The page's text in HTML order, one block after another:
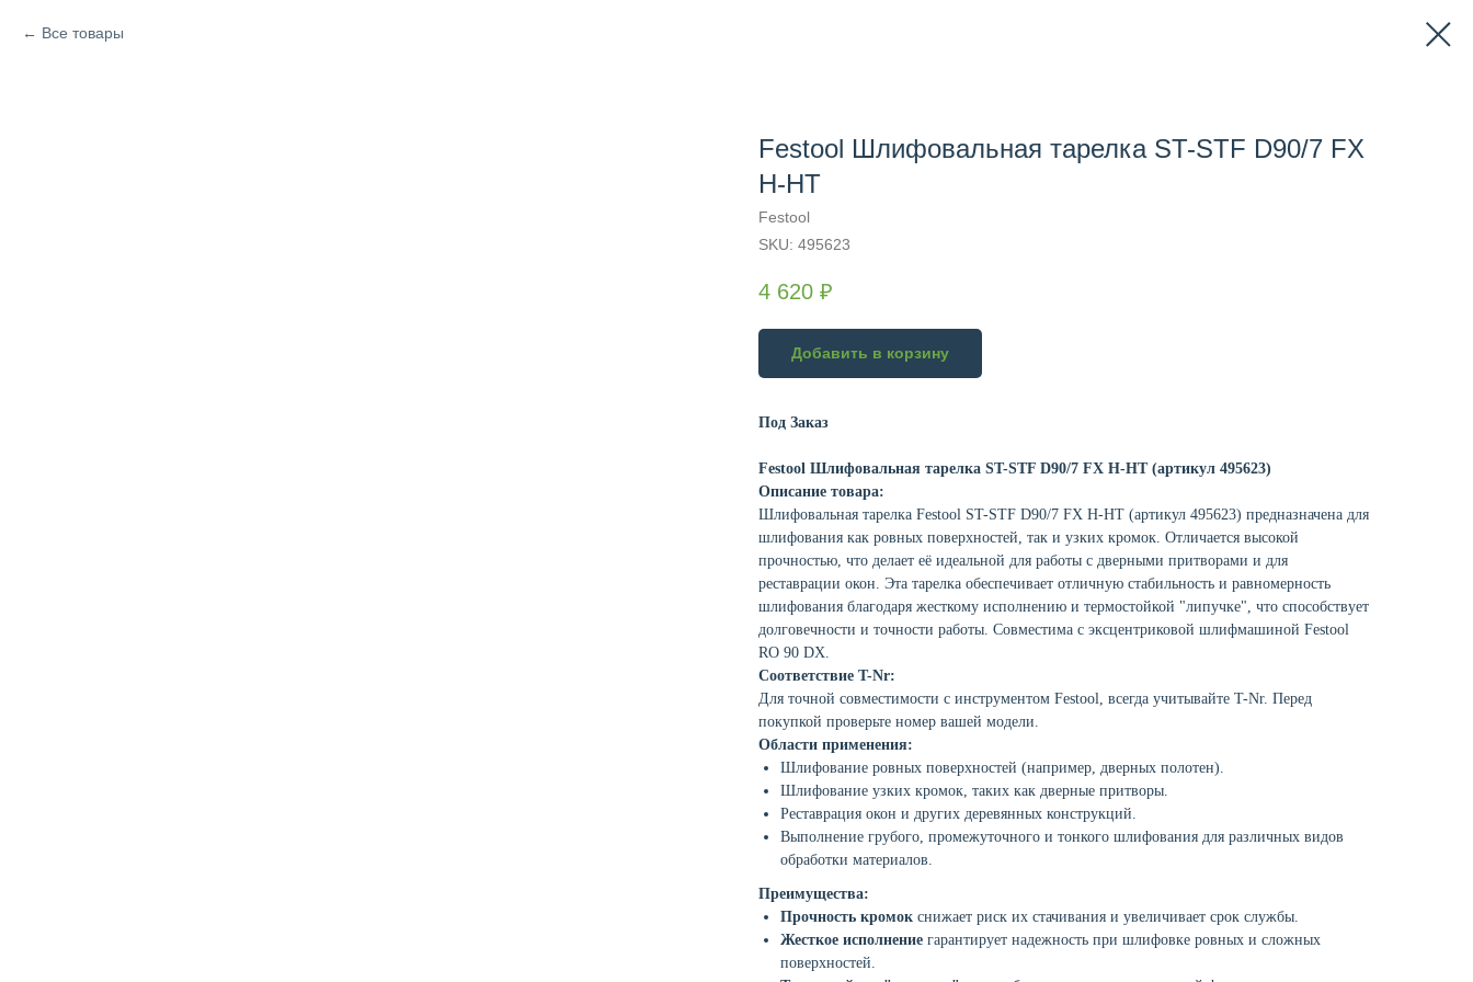
Все товары
Festool Шлифовальная тарелка ST-STF D90/7 FX
H-HT
Festool
SKU: 495623
4 620 ₽
Добавить в корзину
Под Заказ
Festool Шлифовальная тарелка ST-STF D90/7 FX H-HT (артикул 495623)
Описание товара:
Шлифовальная тарелка Festool ST-STF D90/7 FX H-HT (артикул 495623) предназначена для
шлифования как ровных поверхностей, так и узких кромок. Отличается высокой
прочностью, что делает её идеальной для работы с дверными притворами и для
реставрации окон. Эта тарелка обеспечивает отличную стабильность и равномерность
шлифования благодаря жесткому исполнению и термостойкой "липучке", что способствует
долговечности и точности работы. Совместима с эксцентриковой шлифмашиной Festool
RO 90 DX.
Соответствие T-Nr:
Для точной совместимости с инструментом Festool, всегда учитывайте T-Nr. Перед
покупкой проверьте номер вашей модели.
Области применения:
Шлифование ровных поверхностей (например, дверных полотен).
Шлифование узких кромок, таких как дверные притворы.
Реставрация окон и других деревянных конструкций.
Выполнение грубого, промежуточного и тонкого шлифования для различных видов
обработки материалов.
Преимущества:
Прочность кромок снижает риск их стачивания и увеличивает срок службы.
Жесткое исполнение гарантирует надежность при шлифовке ровных и сложных
поверхностей.